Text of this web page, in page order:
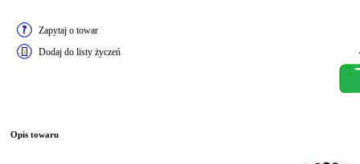
Zapytaj o towar
Dodaj do listy życzeń
Opis towaru